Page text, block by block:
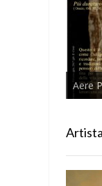
Aere